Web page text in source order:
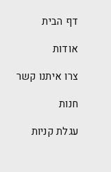
דף הבית
אודות
צרו איתנו קשר
חנות
עגלת קניות